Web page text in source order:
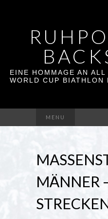
EINE HOMMAGE AN
WORLD CUP BIATHLON
MENU
MÄNNER